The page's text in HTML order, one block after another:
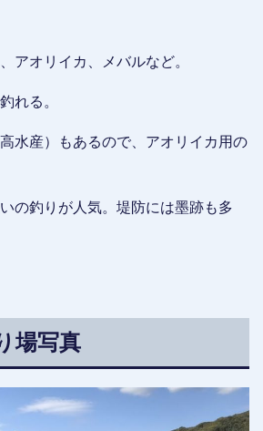
アオリイカ、メバルなど。
れる。
水産）もあるので、アオリイカ用の
の釣りが人気。堤防には墨跡も多
場写真